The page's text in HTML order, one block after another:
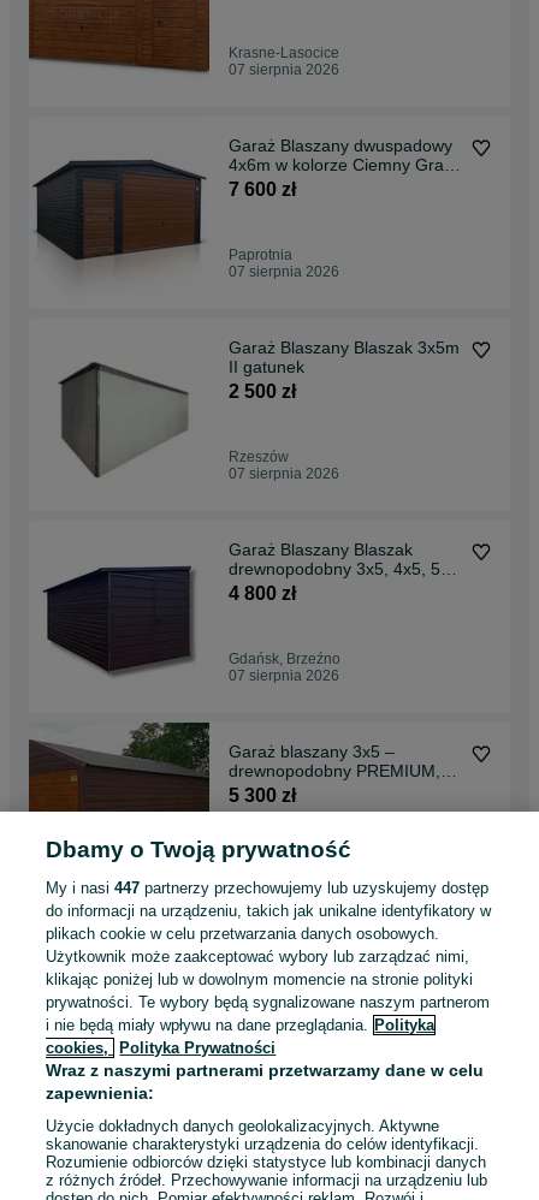
Krasne-Lasocice
07 sierpnia 2026
Garaż Blaszany dwuspadowy
4x6m w kolorze Ciemny Grafit
MAT + Złoty DĄB
7 600 zł
Paprotnia
07 sierpnia 2026
Garaż Blaszany Blaszak 3x5m
II gatunek
2 500 zł
Rzeszów
07 sierpnia 2026
Garaż Blaszany Blaszak
drewnopodobny 3x5, 4x5, 5x5
spad na bok PREMIUM
4 800 zł
Gdańsk, Brzeźno
07 sierpnia 2026
Garaż blaszany 3x5 –
drewnopodobny PREMIUM,
wyprzedaż, szybka dostawa
5 300 zł
Skawina
07 sierpnia 2026
Garaż blaszany na wymiar
PREMIUM FILC GRATIS!
10 100 zł
Złotów
07 sierpnia 2026
1 2 3 ... 28
Dbamy o Twoją prywatność
My i nasi447 partnerzy przechowujemy lub uzyskujemy dostęp
do informacji na urządzeniu, takich jak unikalne identyfikatory w
plikach cookie w celu przetwarzania danych osobowych.
Użytkownik może zaakceptować wybory lub zarządzać nimi,
klikając poniżej lub w dowolnym momencie na stronie polityki
prywatności. Te wybory będą sygnalizowane naszym partnerom
i nie będą miały wpływu na dane przeglądania. Polityka
cookies,
Polityka Prywatności
Wraz z naszymi partnerami przetwarzamy dane w celu
zapewnienia:
Użycie dokładnych danych geolokalizacyjnych. Aktywne
skanowanie charakterystyki urządzenia do celów identyfikacji.
Rozumienie odbiorców dzięki statystyce lub kombinacji danych
z różnych źródeł. Przechowywanie informacji na urządzeniu lub